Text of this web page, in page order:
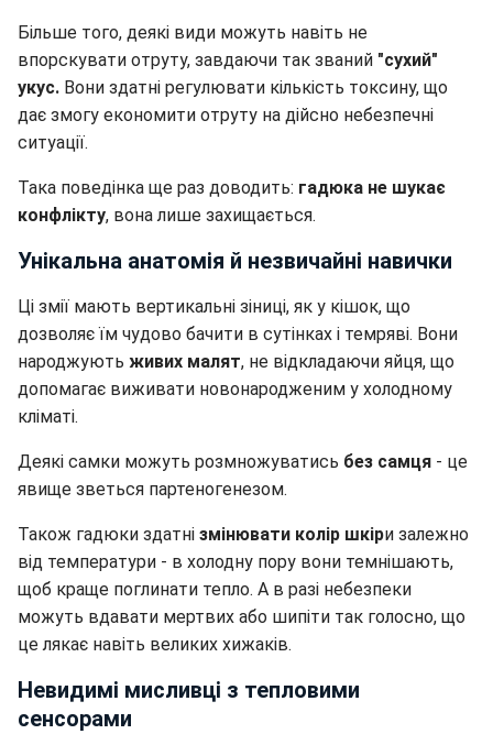
Більше того, деякі види можуть навіть не
впорскувати отруту, завдаючи так званий "сухий"
укус. Вони здатні регулювати кількість токсину, що
дає змогу економити отруту на дійсно небезпечні
ситуації.
Така поведінка ще раз доводить: гадюка не шукає
конфлікту, вона лише захищається.
Унікальна анатомія й незвичайні навички
Ці змії мають вертикальні зіниці, як у кішок, що
дозволяє їм чудово бачити в сутінках і темряві. Вони
народжують живих малят, не відкладаючи яйця, що
допомагає виживати новонародженим у холодному
кліматі.
Деякі самки можуть розмножуватись без самця - це
явище зветься партеногенезом.
Також гадюки здатні змінювати колір шкіри залежно
від температури - в холодну пору вони темнішають,
щоб краще поглинати тепло. А в разі небезпеки
можуть вдавати мертвих або шипіти так голосно, що
це лякає навіть великих хижаків.
Невидимі мисливці з тепловими
сенсорами